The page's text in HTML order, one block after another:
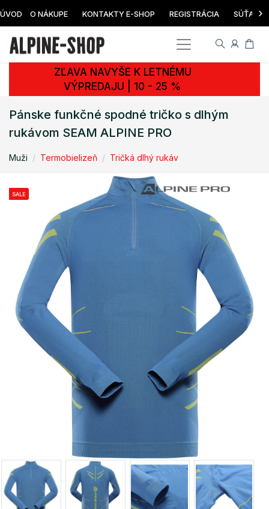
ÚVOD O NÁKUPE KONTAKTY E-SHOP REGISTRÁCIA SÚŤAŽ ›
ZĽAVA NAVYŠE K LETNÉMU
VÝPREDAJU | 10 - 25 %
Pánske funkčné spodné tričko s dlhým
rukávom SEAM ALPINE PRO
Muži Termobielizeň Tričká dlhý rukáv
SALE